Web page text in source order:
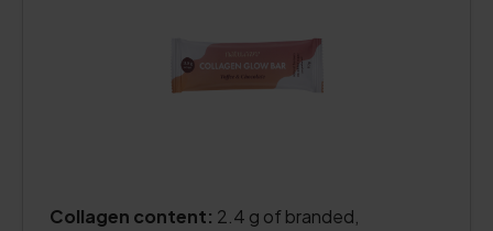
Collagen content: 2.4 g of branded,